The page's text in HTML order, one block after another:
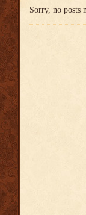
Sorry, no posts